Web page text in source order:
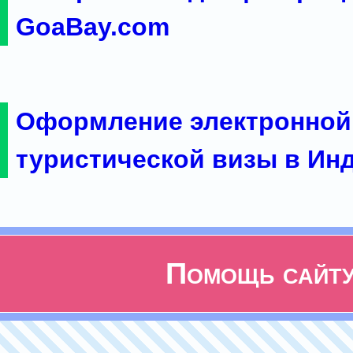
GoaBay.com
Оформление электронной
туристической визы в
Помощь